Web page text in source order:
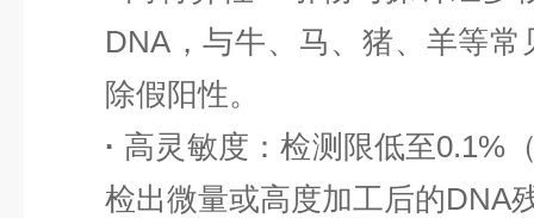
DNA，与牛、马、猪、羊等
除假阳性。
· 高灵敏度 ：检测限低至0.1%
检出微量或高度加工后的DNA